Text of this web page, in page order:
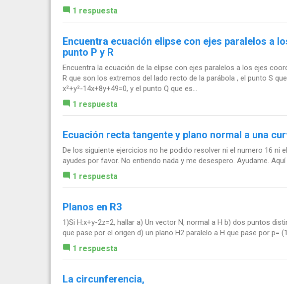
1 respuesta
Encuentra ecuación elipse con ejes paralelos a
punto P y R
Encuentra la ecuación de la elipse con ejes paralelos a los ejes
R que son los extremos del lado recto de la parábola , el punto S
x²+y²-14x+8y+49=0, y el punto Q que es...
1 respuesta
Ecuación recta tangente y plano normal a una
De los siguiente ejercicios no he podido resolver ni el numero 16 ni
ayudes por favor. No entiendo nada y me desespero. Ayudame. Aquí
1 respuesta
Planos en R3
1)Si H:x+y-2z=2, hallar a) Un vector N, normal a H b) dos puntos
que pase por el origen d) un plano H2 paralelo a H que pase por p=
1 respuesta
La circunferencia,